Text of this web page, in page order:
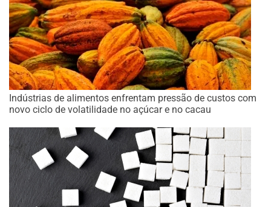
Indústrias de alimentos enfrentam pressão de custos com
novo ciclo de volatilidade no açúcar e no cacau